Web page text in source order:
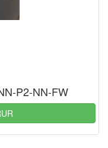
P2-NN-FW